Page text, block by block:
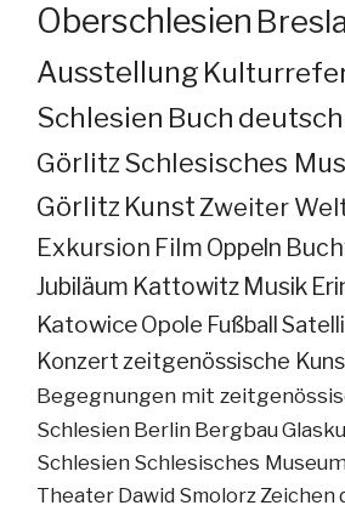
Oberschlesien
Ausstellung
Schlesien Buch
GörlitzSchlesisches
Görlitz KunstZweiter
Exkursion Film Oppeln
Jubiläum Kattowitz Musik
KatowiceOpole Fußball
Konzertzeitgenössische
Begegnungen mit
Schlesien Berlin Bergbau
Schlesien Schlesisches
Theater Dawid SmolorzZeichen